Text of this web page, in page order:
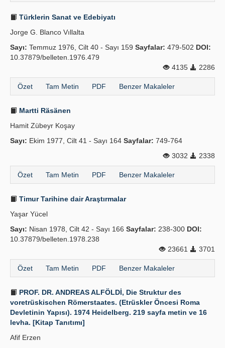
Türklerin Sanat ve Edebiyatı
Jorge G. Blanco Vıllalta
Sayı: Temmuz 1976, Cilt 40 - Sayı 159 Sayfalar: 479-502 DOI:
10.37879/belleten.1976.479
4135
2286
Özet Tam Metin PDF Benzer Makaleler
Martti Räsänen
Hamit Zübeyr Koşay
Sayı: Ekim 1977, Cilt 41 - Sayı 164 Sayfalar: 749-764
3032
2338
Özet Tam Metin PDF Benzer Makaleler
Timur Tarihine dair Araştırmalar
Yaşar Yücel
Sayı: Nisan 1978, Cilt 42 - Sayı 166 Sayfalar: 238-300 DOI:
10.37879/belleten.1978.238
23661
3701
Özet Tam Metin PDF Benzer Makaleler
PROF. DR. ANDREAS ALFÖLDİ, Die Struktur des
voretrüskischen Römerstaates. (Etrüskler Öncesi Roma
Devletinin Yapısı). 1974 Heidelberg. 219 sayfa metin ve 16
levha. [Kitap Tanıtımı]
Afif Erzen